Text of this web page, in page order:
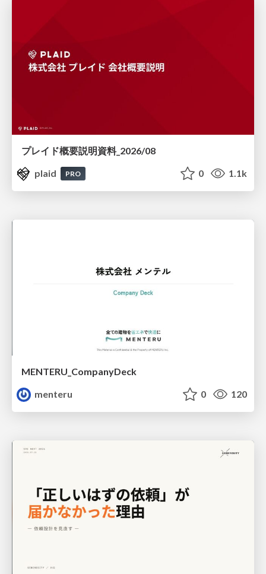
プレイド概要説明資料_2026/08
plaid
PRO 0 1.1k
MENTERU_CompanyDeck
menteru
0 120